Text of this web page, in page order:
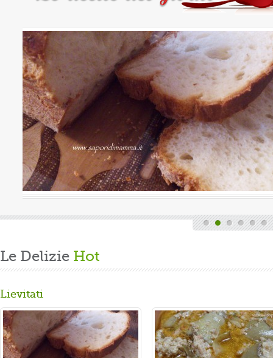
Panbrioche al Miele senza
uova
Valutazione media: (0 / 5)
Oggi è domenica, quindi finita la fatica del lavoro settimanale
e delle faccende di casa, mi dedico alla mia grande passione.
Volevo preparare un panbrioche salutare per la ...
Gusta...
Le Delizie Hot
Lievitati